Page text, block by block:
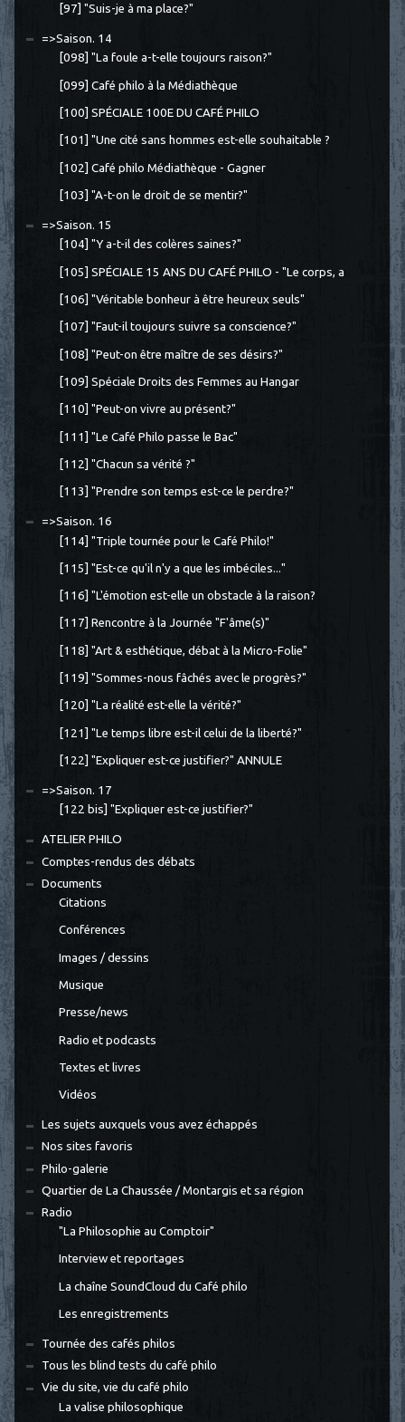
[97] "Suis-je à ma place?"
=>Saison. 14
[098] "La foule a-t-elle toujours raison?"
[099] Café philo à la Médiathèque
[100] SPÉCIALE 100E DU CAFÉ PHILO
[101] "Une cité sans hommes est-elle souhaitable ?
[102] Café philo Médiathèque - Gagner
[103] "A-t-on le droit de se mentir?"
=>Saison. 15
[104] "Y a-t-il des colères saines?"
[105] SPÉCIALE 15 ANS DU CAFÉ PHILO - "Le corps, a
[106] "Véritable bonheur à être heureux seuls"
[107] "Faut-il toujours suivre sa conscience?"
[108] "Peut-on être maître de ses désirs?"
[109] Spéciale Droits des Femmes au Hangar
[110] "Peut-on vivre au présent?"
[111] "Le Café Philo passe le Bac"
[112] "Chacun sa vérité ?"
[113] "Prendre son temps est-ce le perdre?"
=>Saison. 16
[114] "Triple tournée pour le Café Philo!"
[115] "Est-ce qu'il n'y a que les imbéciles..."
[116] "L'émotion est-elle un obstacle à la raison?
[117] Rencontre à la Journée "F'âme(s)"
[118] "Art & esthétique, débat à la Micro-Folie"
[119] "Sommes-nous fâchés avec le progrès?"
[120] "La réalité est-elle la vérité?"
[121] "Le temps libre est-il celui de la liberté?"
[122] "Expliquer est-ce justifier?" ANNULE
=>Saison. 17
[122 bis] "Expliquer est-ce justifier?"
ATELIER PHILO
Comptes-rendus des débats
Documents
Citations
Conférences
Images / dessins
Musique
Presse/news
Radio et podcasts
Textes et livres
Vidéos
Les sujets auxquels vous avez échappés
Nos sites favoris
Philo-galerie
Quartier de La Chaussée / Montargis et sa région
Radio
"La Philosophie au Comptoir"
Interview et reportages
La chaîne SoundCloud du Café philo
Les enregistrements
Tournée des cafés philos
Tous les blind tests du café philo
Vie du site, vie du café philo
La valise philosophique